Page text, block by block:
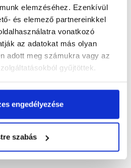
elemzéséhez. Ezenkívül
és elemező partnereinkkel
vonatkozó
az adatokat más olyan
adott meg számukra vagy az
gyűjtöttek.
engedélyezése
szabás